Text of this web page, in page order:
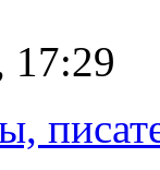
17:29